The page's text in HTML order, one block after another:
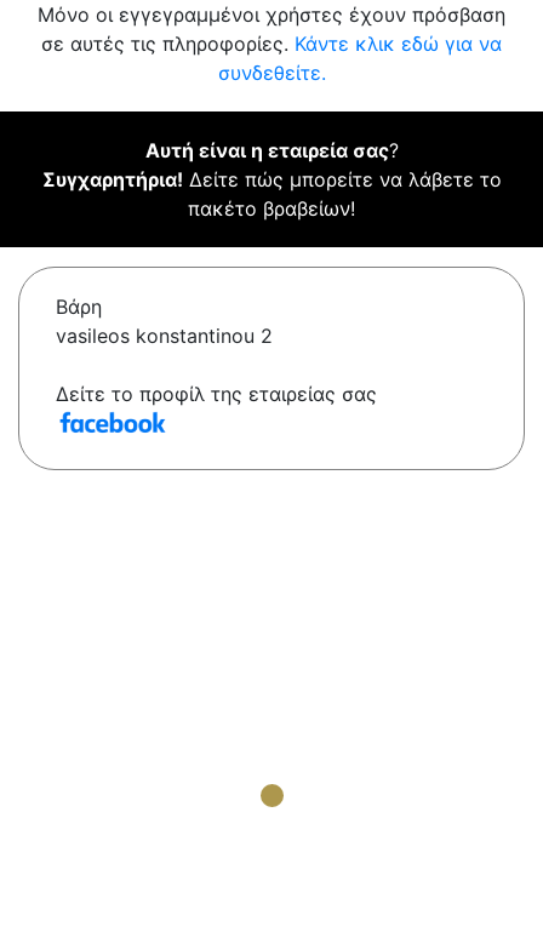
Μόνο οι εγγεγραμμένοι χρήστες έχουν πρόσβαση
σε αυτές τις πληροφορίες. Κάντε κλικ εδώ για να
συνδεθείτε.
Αυτή είναι η εταιρεία σας?
Συγχαρητήρια! Δείτε πώς μπορείτε να λάβετε το
πακέτο βραβείων!
Βάρη
vasileos konstantinou 2
Δείτε το προφίλ της εταιρείας σας